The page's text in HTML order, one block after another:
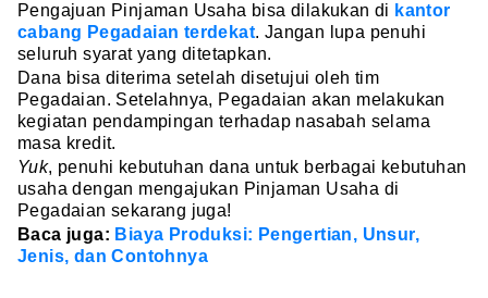
Pengajuan Pinjaman Usaha bisa dilakukan di kantor
cabang Pegadaian terdekat. Jangan lupa penuhi
seluruh syarat yang ditetapkan.
Dana bisa diterima setelah disetujui oleh tim
Pegadaian. Setelahnya, Pegadaian akan melakukan
kegiatan pendampingan terhadap nasabah selama
masa kredit.
Yuk, penuhi kebutuhan dana untuk berbagai kebutuhan
usaha dengan mengajukan Pinjaman Usaha di
Pegadaian sekarang juga!
Baca juga: Biaya Produksi: Pengertian, Unsur,
Jenis, dan Contohnya